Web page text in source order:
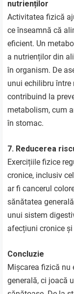
nutrienților
Activitatea fizică
ce înseamnă că
eficient. Un
a nutrienților din
în organism. De
unui echilibru între
contribuind la
metabolism, cum
în stomac.
7. Reducerea
Exercițiile fizice
cronice, inclusiv
ar fi cancerul
sănătatea
unui sistem
afecțiuni cronice
Concluzie
Mișcarea fizică nu
generală, ci joacă